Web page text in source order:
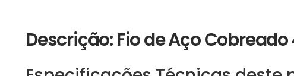
Descrição: Fio de Aço Cobreado